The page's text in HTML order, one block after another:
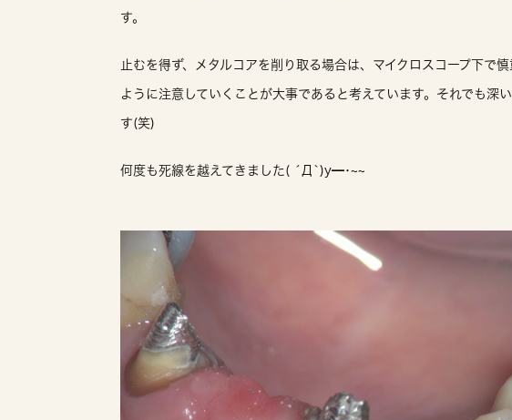
す。
止むを得ず、メタルコアを削り取る場合は、マイクロスコープ下で
ように注意していくことが大事であると考えています。それでも深
す(笑)
何度も死線を越えてきました( ´Д`)y━･~~